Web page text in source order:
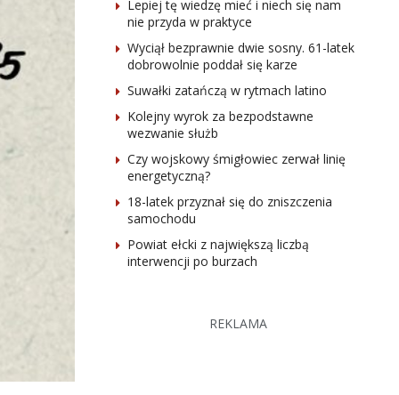
Lepiej tę wiedzę mieć i niech się nam
nie przyda w praktyce
Wyciął bezprawnie dwie sosny. 61-latek
dobrowolnie poddał się karze
Suwałki zatańczą w rytmach latino
Kolejny wyrok za bezpodstawne
wezwanie służb
Czy wojskowy śmigłowiec zerwał linię
energetyczną?
18-latek przyznał się do zniszczenia
samochodu
Powiat ełcki z największą liczbą
interwencji po burzach
REKLAMA